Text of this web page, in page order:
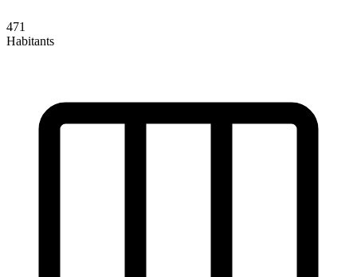
471
Habitants